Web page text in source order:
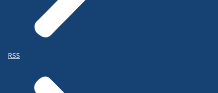
RSS